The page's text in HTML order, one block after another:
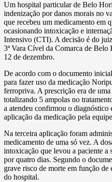
Um hospital particular de Belo
indenização por danos morais no
que recebeu um medicamento em
ocasionando intoxicação e
Intensivo (CTI). A decisão é do
3ª Vara Cível da Comarca de
12 de dezembro.
De acordo com o documento
para fazer uso da medicação
ferropriva. A prescrição era de
totalizando 5 ampolas no
a atendeu confirmou o diagnóstico
aplicação da medicação pela
Na terceira aplicação foram
medicamento de uma só vez. A
intoxicação que levou a paciente
por quatro dias. Segundo o
grave risco de morte em função
do hospital.